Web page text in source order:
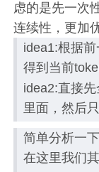
虑的是先一次
连续性，更加
idea1:根据
得到当前
idea2:直接
里面，然后
简单分析一下
在这里我们